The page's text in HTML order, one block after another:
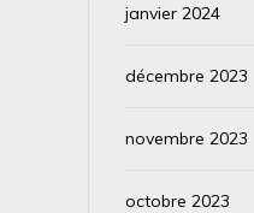
janvier 2024
décembre 2023
novembre 2023
octobre 2023